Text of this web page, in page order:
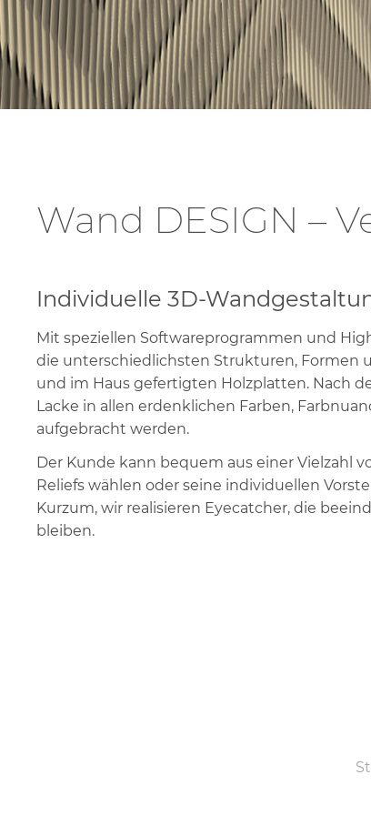
Wand DESIGN –
Individuelle 3D-
Mit speziellen Softwareprogrammen und
die unterschiedlichsten Strukturen, Formen
und im Haus gefertigten Holzplatten. Nach
Lacke in allen erdenklichen Farben,
aufgebracht werden.
Der Kunde kann bequem aus einer Vielzahl
Reliefs wählen oder seine individuellen
Kurzum, wir realisieren Eyecatcher, die
bleiben.